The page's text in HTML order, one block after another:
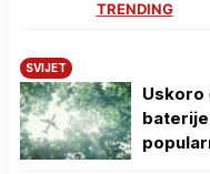
TRENDING
SVIJET
Uskoro